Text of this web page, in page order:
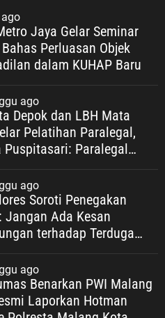
Jaya Gelar Seminar
Perluasan Objek
dalam KUHAP Baru
ago
Depok dan LBH Mata
Pelatihan Paralegal,
Puspitasari: Paralegal
Warga Depok
ago
Soroti Penegakan
Jangan Ada Kesan
terhadap Terduga
ago
Benarkan PWI Malang
Laporkan Hotman